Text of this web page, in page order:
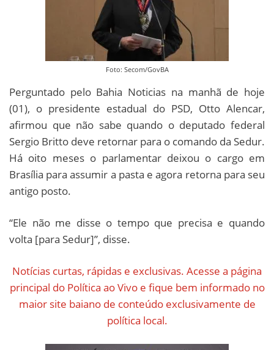
Foto: Secom/GovBA
Perguntado pelo Bahia Noticias na manhã de hoje
(01), o presidente estadual do PSD, Otto Alencar,
afirmou que não sabe quando o deputado federal
Sergio Britto deve retornar para o comando da Sedur.
Há oito meses o parlamentar deixou o cargo em
Brasília para assumir a pasta e agora retorna para seu
antigo posto.
“Ele não me disse o tempo que precisa e quando
volta [para Sedur]”, disse.
Notícias curtas, rápidas e exclusivas. Acesse a página
principal do Política ao Vivo e fique bem informado no
maior site baiano de conteúdo exclusivamente de
política local.